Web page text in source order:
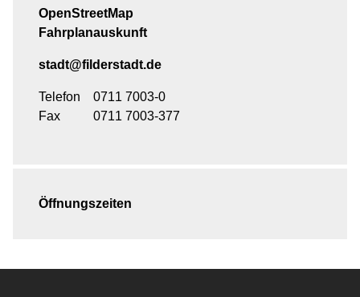
OpenStreetMap
Fahrplanauskunft
stadt@filderstadt.de
Telefon
0711 7003-0
Fax
0711 7003-377
Öffnungszeiten